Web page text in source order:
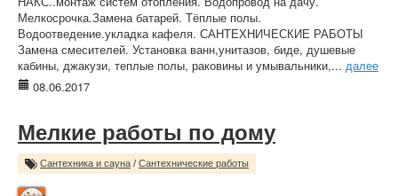
Мелкосрочка.Замена батарей. Тёплые полы.
Водоотведение.укладка кафеля. САНТЕХНИЧЕСКИЕ РАБОТЫ
Замена смесителей. Установка ванн,унитазов, биде, душевые
кабины, джакузи, теплые полы, раковины и умывальники,... далее
08.06.2017
Мелкие работы по дому
Сантехника и сауна / Сантехнические работы